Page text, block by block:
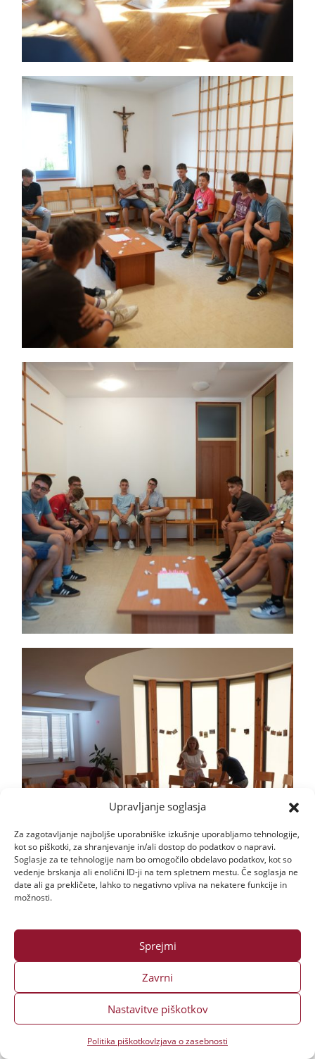
Upravljanje soglasja
Za zagotavljanje najboljše uporabniške izkušnje uporabljamo tehnologije,
kot so piškotki, za shranjevanje in/ali dostop do podatkov o napravi.
Soglasje za te tehnologije nam bo omogočilo obdelavo podatkov, kot so
vedenje brskanja ali enolični ID-ji na tem spletnem mestu. Če soglasja ne
date ali ga prekličete, lahko to negativno vpliva na nekatere funkcije in
možnosti.
Sprejmi
Zavrni
Nastavitve piškotkov
Politika piškotkovIzjava o zasebnosti